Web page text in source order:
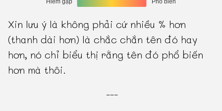
Xin lưu ý là không phải cứ nhiều % hơn
(thanh dài hơn) là chắc chắn tên đó hay
hơn, nó chỉ biểu thị rằng tên đó phổ biến
hơn mà thôi.
---